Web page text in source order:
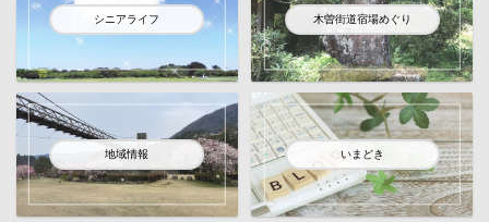
シニアライフ 木曽街道宿場めぐり
地域情報 いまどき